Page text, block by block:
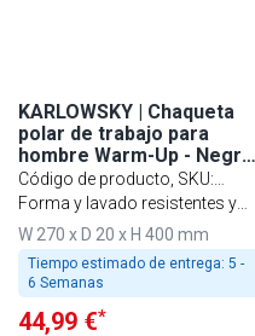
KARLOWSKY | Chaqueta
polar de trabajo para
hombre Warm-Up - Negro
- Talla: L
Código de producto, SKU:
HWFBKL
Forma y lavado resistentes y
sostenibles
W 270 x D 20 x H 400 mm
Tiempo estimado de entrega: 5 -
6 Semanas
44,99 €*